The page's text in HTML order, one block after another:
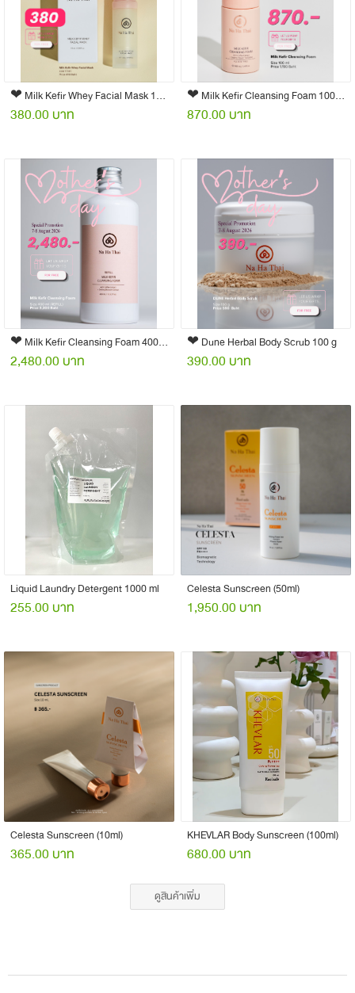
❤︎ Milk Kefir Whey Facial Mask 15 ml
380.00 บาท
❤︎ Milk Kefir Cleansing Foam 100 ml
870.00 บาท
❤︎ Milk Kefir Cleansing Foam 400 ml (Refill)
2,480.00 บาท
❤︎ Dune Herbal Body Scrub 100 g
390.00 บาท
Liquid Laundry Detergent 1000 ml
255.00 บาท
Celesta Sunscreen (50ml)
1,950.00 บาท
Celesta Sunscreen (10ml)
365.00 บาท
KHEVLAR Body Sunscreen (100ml)
680.00 บาท
ดูสินค้าเพิ่ม